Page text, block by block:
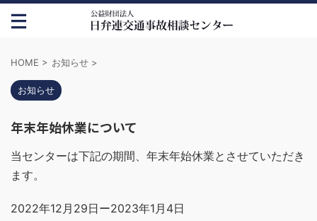
HOME > お知らせ >
お知らせ
年末年始休業について
当センターは下記の期間、年末年始休業とさせていただき
ます。
2022年12月29日ー2023年1月4日